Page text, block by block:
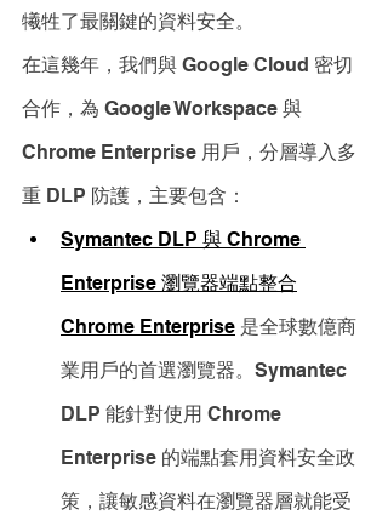
犧牲了最關鍵的資料安全。
在這幾年，我們與 Google Cloud 密切
合作，為 Google Workspace 與
Chrome Enterprise 用戶，分層導入多
重 DLP 防護，主要包含：
Symantec DLP 與 Chrome
Enterprise 瀏覽器端點整合
Chrome Enterprise 是全球數億商
業用戶的首選瀏覽器。Symantec
DLP 能針對使用 Chrome
Enterprise 的端點套用資料安全政
策，讓敏感資料在瀏覽器層就能受